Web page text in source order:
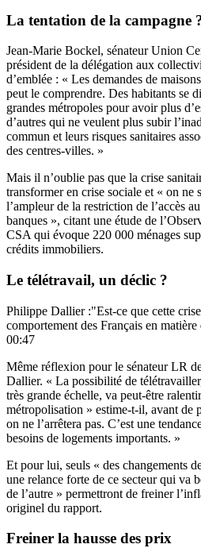
La tentation de la campagne
Jean-Marie Bockel, sénateur Union
président de la délégation aux
d’emblée : « Les demandes de
peut le comprendre. Des habitants se
grandes métropoles pour avoir plus
d’autres qui ne veulent plus subir
commun et leurs risques sanitaires
des centres-villes. »
Mais il n’oublie pas que la crise
transformer en crise sociale et « on ne
l’ampleur de la restriction de l’accès
banques », citant une étude de
CSA qui évoque 220 000 ménages
crédits immobiliers.
Le télétravail, un déclic ?
Philippe Dallier :"Est-ce que cette
comportement des Français en
00:47
Même réflexion pour le sénateur LR
Dallier. « La possibilité de
très grande échelle, va peut-être
métropolisation » estime-t-il, avant de
on ne l’arrêtera pas. C’est une
besoins de logements importants. »
Et pour lui, seuls « des changements
une relance forte de ce secteur qui va
de l’autre » permettront de freiner
originel du rapport.
Freiner la hausse des prix